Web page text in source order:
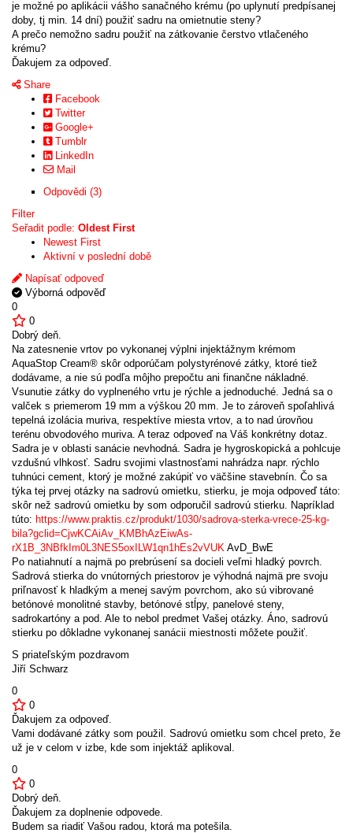
je možné po aplikácii vášho sanačného krému (po uplynutí predpísanej
doby, tj min. 14 dní) použiť sadru na omietnutie steny?
A prečo nemožno sadru použiť na zátkovanie čerstvo vtlačeného
krému?
Ďakujem za odpoveď.
Share
Facebook
Twitter
Google+
Tumblr
LinkedIn
Mail
Odpovědi (3)
Filter
Seřadit podle: Oldest First
Newest First
Aktivní v poslední době
Napísať odpoveď
Výborná odpověď
0
0
Dobrý deň.
Na zatesnenie vrtov po vykonanej výplni injektážnym krémom
AquaStop Cream® skôr odporúčam polystyrénové zátky, ktoré tiež
dodávame, a nie sú podľa môjho prepočtu ani finančne nákladné.
Vsunutie zátky do vyplneného vrtu je rýchle a jednoduché. Jedná sa o
valček s priemerom 19 mm a výškou 20 mm. Je to zároveň spoľahlivá
tepelná izolácia muriva, respektíve miesta vrtov, a to nad úrovňou
terénu obvodového muriva. A teraz odpoveď na Váš konkrétny dotaz.
Sadra je v oblasti sanácie nevhodná. Sadra je hygroskopická a pohlcuje
vzdušnú vlhkosť. Sadru svojimi vlastnosťami nahrádza napr. rýchlo
tuhnúci cement, ktorý je možné zakúpiť vo väčšine stavebnín. Čo sa
týka tej prvej otázky na sadrovú omietku, stierku, je moja odpoveď táto:
skôr než sadrovú omietku by som odporučil sadrovú stierku. Napríklad
túto: https://www.praktis.cz/produkt/1030/sadrova-sterka-vrece-25-kg-
bila?gclid=CjwKCAiAv_KMBhAzEiwAs-
rX1B_3NBfkIm0L3NES5oxILW1qn1hEs2vVUK AvD_BwE
Po natiahnutí a najmä po prebrúsení sa docieli veľmi hladký povrch.
Sadrová stierka do vnútorných priestorov je výhodná najmä pre svoju
priľnavosť k hladkým a menej savým povrchom, ako sú vibrované
betónové monolitné stavby, betónové stĺpy, panelové steny,
sadrokartóny a pod. Ale to nebol predmet Vašej otázky. Áno, sadrovú
stierku po dôkladne vykonanej sanácii miestnosti môžete použiť.
S priateľským pozdravom
Jiří Schwarz
0
0
Ďakujem za odpoveď.
Vami dodávané zátky som použil. Sadrovú omietku som chcel preto, že
už je v celom v izbe, kde som injektáž aplikoval.
0
0
Dobrý deň.
Ďakujem za doplnenie odpovede.
Budem sa riadiť Vašou radou, ktorá ma potešila.